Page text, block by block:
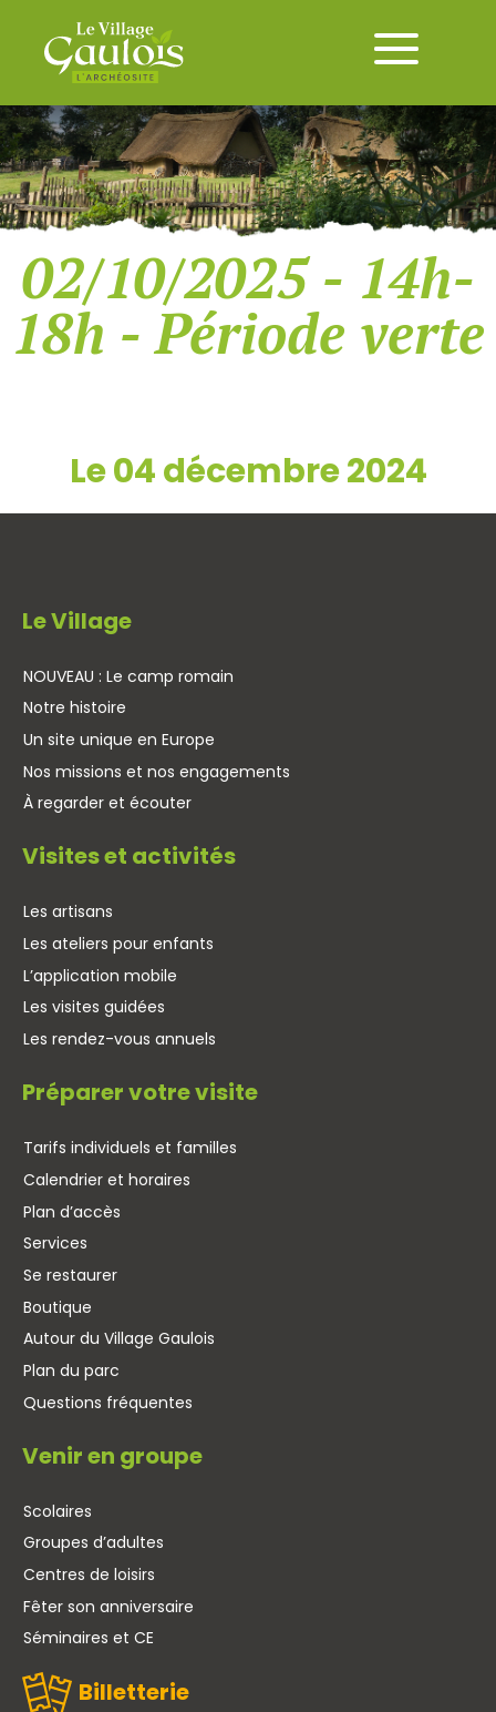
02/10/2025 - 14h-
18h - Période verte
Le 04 décembre 2024
Le Village
NOUVEAU : Le camp romain
Notre histoire
Un site unique en Europe
Nos missions et nos engagements
À regarder et écouter
Visites et activités
Les artisans
Les ateliers pour enfants
L’application mobile
Les visites guidées
Les rendez-vous annuels
Préparer votre visite
Tarifs individuels et familles
Calendrier et horaires
Plan d’accès
Services
Se restaurer
Boutique
Autour du Village Gaulois
Plan du parc
Questions fréquentes
Venir en groupe
Scolaires
Groupes d’adultes
Centres de loisirs
Fêter son anniversaire
Séminaires et CE
Billetterie